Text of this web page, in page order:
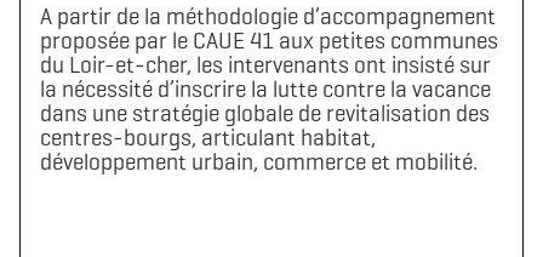
A partir de la méthodologie d’accompagnement
proposée par le CAUE 41 aux petites communes
du Loir-et-cher, les intervenants ont insisté sur
la nécessité d’inscrire la lutte contre la vacance
dans une stratégie globale de revitalisation des
centres-bourgs, articulant habitat,
développement urbain, commerce et mobilité.